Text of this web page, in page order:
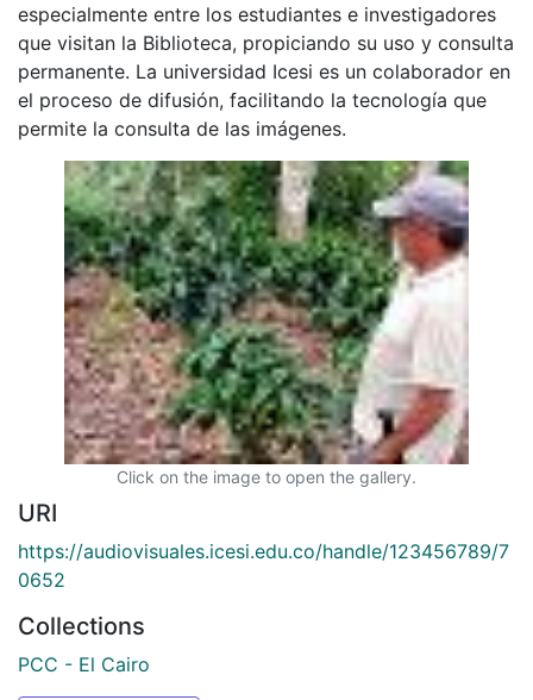
especialmente entre los estudiantes e investigadores
que visitan la Biblioteca, propiciando su uso y consulta
permanente. La universidad Icesi es un colaborador en
el proceso de difusión, facilitando la tecnología que
permite la consulta de las imágenes.
Click on the image to open the gallery.
URI
https://audiovisuales.icesi.edu.co/handle/123456789/7
0652
Collections
PCC - El Cairo